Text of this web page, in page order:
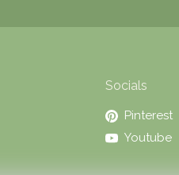
Socials
Pinterest
Youtube